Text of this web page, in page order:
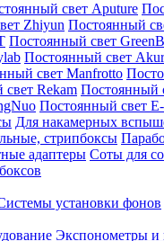
свет Aputure
Zhiyun Постоянный
Постоянный свет
Постоянный свет
свет Manfrotto
Rekam Постоянный
Постоянный свет
Для накамерных
стрипбоксы
адаптеры Соты для
установки фонов
Экспонометры и